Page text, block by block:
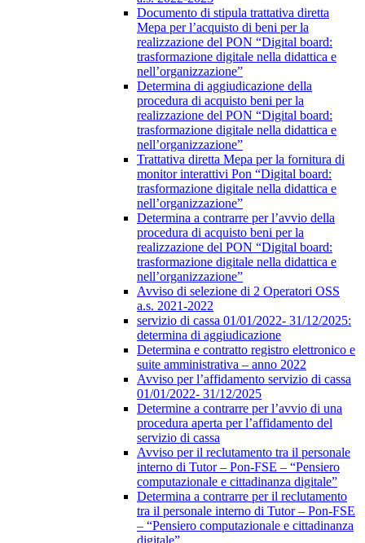
Documento di stipula trattativa diretta
Mepa per l’acquisto di beni per la
realizzazione del PON “Digital board:
trasformazione digitale nella didattica e
nell’organizzazione”
Determina di aggiudicazione della
procedura di acquisto beni per la
realizzazione del PON “Digital board:
trasformazione digitale nella didattica e
nell’organizzazione”
Trattativa diretta Mepa per la fornitura di
monitor interattivi Pon “Digital board:
trasformazione digitale nella didattica e
nell’organizzazione”
Determina a contrarre per l’avvio della
procedura di acquisto beni per la
realizzazione del PON “Digital board:
trasformazione digitale nella didattica e
nell’organizzazione”
Avviso di selezione di 2 Operatori OSS
a.s. 2021-2022
servizio di cassa 01/01/2022- 31/12/2025:
determina di aggiudicazione
Determina e contratto registro elettronico e
suite amministrativa – anno 2022
Avviso per l’affidamento servizio di cassa
01/01/2022- 31/12/2025
Determine a contrarre per l’avvio di una
procedura aperta per l’affidamento del
servizio di cassa
Avviso per il reclutamento tra il personale
interno di Tutor – Pon-FSE – “Pensiero
computazionale e cittadinanza digitale”
Determina a contrarre per il reclutamento
tra il personale interno di Tutor – Pon-FSE
– “Pensiero computazionale e cittadinanza